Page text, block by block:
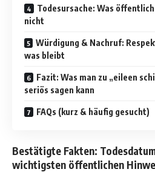
Todesursache: Was
nicht
Würdigung & Nachruf:
was bleibt
Fazit: Was man zu „eileen
seriös sagen kann
FAQs (kurz & häufig gesucht)
Bestätigte Fakten:
wichtigsten öffentlichen